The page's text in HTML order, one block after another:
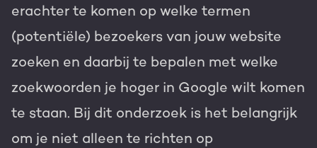
erachter te komen op welke termen
(potentiële) bezoekers van jouw website
zoeken en daarbij te bepalen met welke
zoekwoorden je hoger in Google wilt komen
te staan. Bij dit onderzoek is het belangrijk
om je niet alleen te richten op